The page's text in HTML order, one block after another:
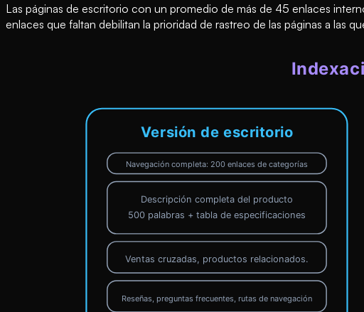
Las páginas de escritorio con un promedio de más de 45 enlaces
enlaces que faltan debilitan la prioridad de rastreo de las páginas a las